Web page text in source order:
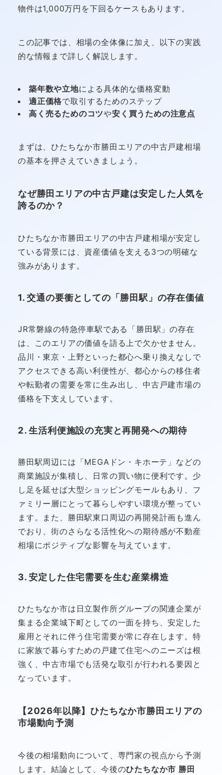
物件は1,000万円を下回るケースもあります。
この記事では、相場の全体像に加え、以下の実践
的な情報まで詳しく解説します。
築年数や立地による具体的な価格変動
適正価格で取引するためのステップ
高く売るためのコツや安く買うための注意点
まずは、ひたちなか市勝田エリアの中古戸建相場
の基本を押さえていきましょう。
なぜ勝田エリアの中古戸建は安定した人気を
誇るのか？
ひたちなか市勝田エリアの中古戸建相場が安定し
ている背景には、資産価値を支える3つの明確な
強みがあります。
1. 交通の要衝としての「勝田駅」の存在価値
JR常磐線の特急停車駅である「勝田駅」の存在
は、このエリアの価値を語る上で欠かせません。
品川・東京・上野といった都心へ乗り換えなしで
アクセスできる高い利便性が、都心からの移住者
や転勤者の需要を常に生み出し、中古戸建市場の
価格を下支えしています。
2. 生活利便施設の充実と再開発への期待
勝田駅周辺には「MEGAドン・キホーテ」などの
商業施設が集積し、日常の買い物に便利です。少
し足を延せば大型ショッピングモールもあり、フ
ァミリー層にとって暮らしやすい環境が整ってい
ます。また、勝田駅東口周辺の再開発計画も進ん
でおり、街のさらなる活性化への期待感が不動産
相場にポジティブな影響を与えています。
3. 安定した住宅需要を生む産業構造
ひたちなか市は日立製作所グループの関連企業が
集まる企業城下町としての一面を持ち、安定した
雇用とそれに伴う住宅需要が常に存在します。特
に家族で暮らすための戸建て住宅へのニーズは根
強く、中古市場でも活発な取引が行われる要因と
なっています。
【2026年以降】ひたちなか市勝田エリアの
市場動向予測
今後の相場動向について、専門家の視点から予測
します。結論として、今後のひたちなか市 勝田